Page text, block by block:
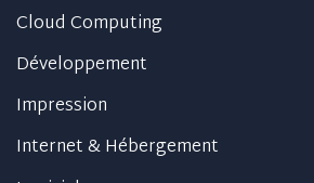
Cloud Computing
Développement
Impression
Internet & Hébergement